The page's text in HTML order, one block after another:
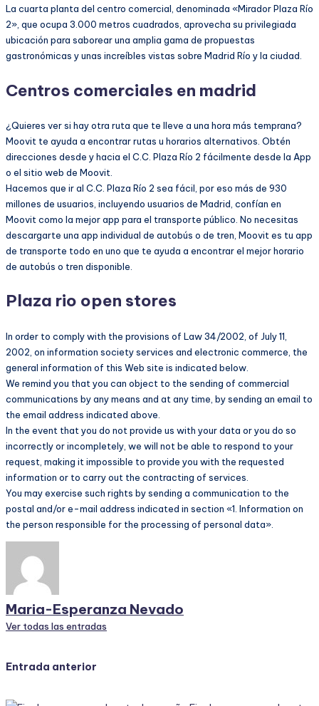
La cuarta planta del centro comercial, denominada «Mirador Plaza Río
2», que ocupa 3.000 metros cuadrados, aprovecha su privilegiada
ubicación para saborear una amplia gama de propuestas
gastronómicas y unas increíbles vistas sobre Madrid Río y la ciudad.
Centros comerciales en madrid
¿Quieres ver si hay otra ruta que te lleve a una hora más temprana?
Moovit te ayuda a encontrar rutas u horarios alternativos. Obtén
direcciones desde y hacia el C.C. Plaza Río 2 fácilmente desde la App
o el sitio web de Moovit.
Hacemos que ir al C.C. Plaza Río 2 sea fácil, por eso más de 930
millones de usuarios, incluyendo usuarios de Madrid, confían en
Moovit como la mejor app para el transporte público. No necesitas
descargarte una app individual de autobús o de tren, Moovit es tu app
de transporte todo en uno que te ayuda a encontrar el mejor horario
de autobús o tren disponible.
Plaza rio open stores
In order to comply with the provisions of Law 34/2002, of July 11,
2002, on information society services and electronic commerce, the
general information of this Web site is indicated below.
We remind you that you can object to the sending of commercial
communications by any means and at any time, by sending an email to
the email address indicated above.
In the event that you do not provide us with your data or you do so
incorrectly or incompletely, we will not be able to respond to your
request, making it impossible to provide you with the requested
information or to carry out the contracting of services.
You may exercise such rights by sending a communication to the
postal and/or e-mail address indicated in section «1. Information on
the person responsible for the processing of personal data».
Maria-Esperanza Nevado
Ver todas las entradas
Navegación
de
Entrada anterior